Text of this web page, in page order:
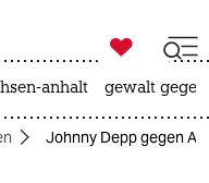

taz zahl ich
anhalt gewalt
Johnny Depp gegen